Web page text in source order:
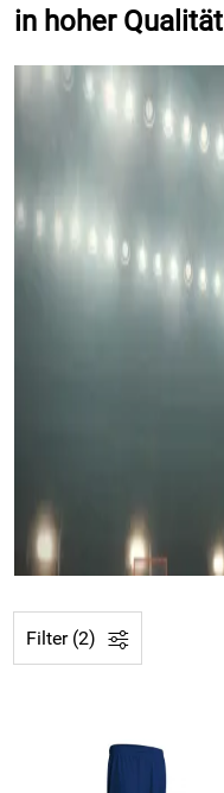
in hoher Qualität
Filter (2)